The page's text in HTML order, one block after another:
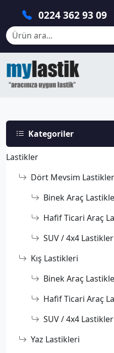
0224 362 93 09
Kategoriler
Lastikler
Dört Mevsim Lastikler
Binek Araç
Hafif Ticari Araç
SUV / 4x4
Kış Lastikleri
Binek Araç
Hafif Ticari Araç
SUV / 4x4
Yaz Lastikleri